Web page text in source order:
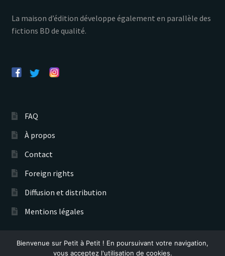
La maison d’édition développe également en parallèle des
fictions BD de qualité.
FAQ
À propos
Contact
Foreign rights
Diffusion et distribution
Mentions légales
Éditions Petit à Petit © 2026
Bienvenue sur Petit à Petit ! En poursuivant votre navigation,
vous acceptez l'utilisation de cookies.